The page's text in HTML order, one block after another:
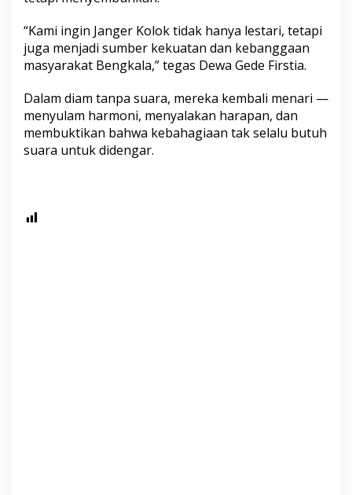
“Kami ingin Janger Kolok tidak hanya lestari, tetapi
juga menjadi sumber kekuatan dan kebanggaan
masyarakat Bengkala,” tegas Dewa Gede Firstia.
Dalam diam tanpa suara, mereka kembali menari —
menyulam harmoni, menyalakan harapan, dan
membuktikan bahwa kebahagiaan tak selalu butuh
suara untuk didengar.